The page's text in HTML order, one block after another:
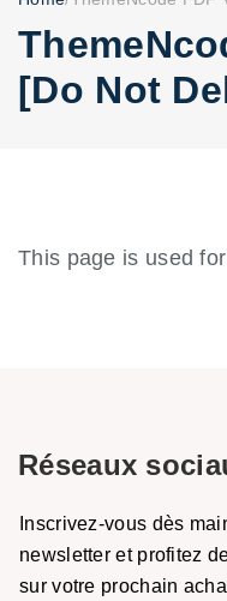
[Do Not
This page is used
Réseaux
Inscrivez-vous dès
newsletter et profitez
sur votre prochain